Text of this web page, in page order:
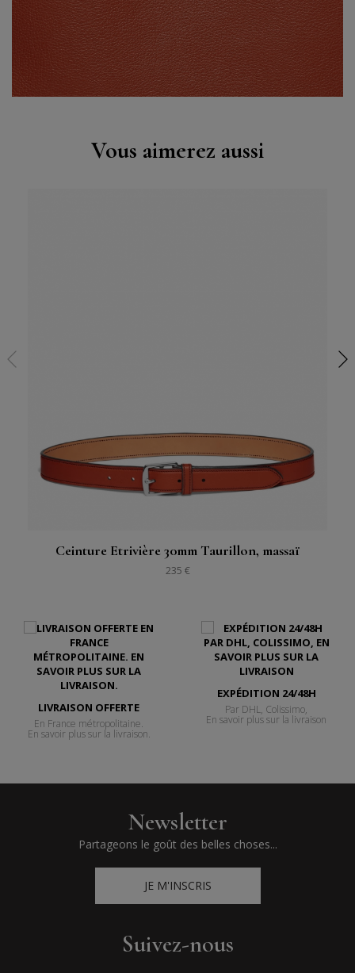
Vous aimerez aussi
Ceinture Etrivière 30mm Taurillon, massaï
235 €
LIVRAISON OFFERTE
En France métropolitaine.
En savoir plus sur la livraison.
EXPÉDITION 24/48H
Par DHL, Colissimo,
En savoir plus sur la livraison
Newsletter
Partageons le goût des belles choses...
JE M'INSCRIS
Suivez-nous